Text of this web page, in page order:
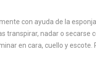
con ayuda de la
transpirar, nadar o secarse
en cara, cuello y escote.